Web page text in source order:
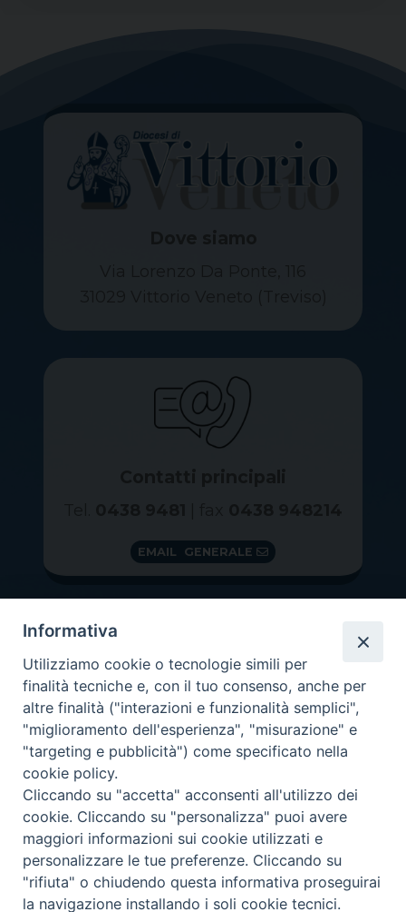
EMAIL GENERALE
GRAZIE PER IL TUO AIUTO
Insieme per la Diocesi
Copyright 2026 ©Diocesi di Vittorio Veneto-Privacy
Informativa
Utilizziamo cookie o tecnologie simili per
finalità tecniche e, con il tuo consenso, anche per
altre finalità ("interazioni e funzionalità semplici",
"miglioramento dell'esperienza", "misurazione" e
"targeting e pubblicità") come specificato nella
cookie policy.
Cliccando su "accetta" acconsenti all'utilizzo dei
cookie. Cliccando su "personalizza" puoi avere
maggiori informazioni sui cookie utilizzati e
personalizzare le tue preferenze. Cliccando su
"rifiuta" o chiudendo questa informativa proseguirai
la navigazione installando i soli cookie tecnici.